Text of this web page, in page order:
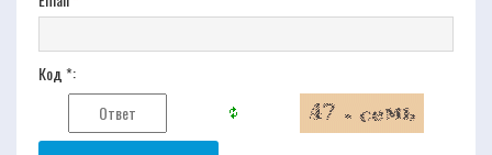
Код *: